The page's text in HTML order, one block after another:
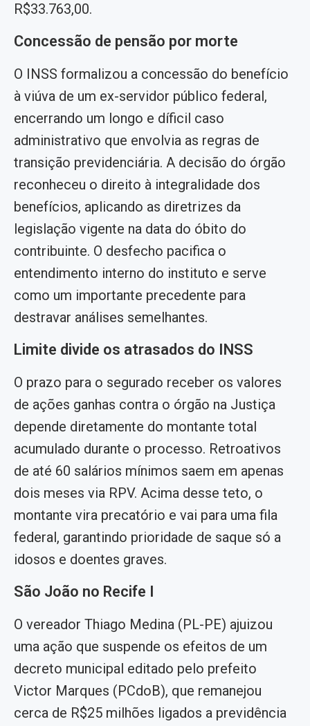
R$33.763,00.
Concessão de pensão por morte
O INSS formalizou a concessão do benefício
à viúva de um ex-servidor público federal,
encerrando um longo e díficil caso
administrativo que envolvia as regras de
transição previdenciária. A decisão do órgão
reconheceu o direito à integralidade dos
benefícios, aplicando as diretrizes da
legislação vigente na data do óbito do
contribuinte. O desfecho pacifica o
entendimento interno do instituto e serve
como um importante precedente para
destravar análises semelhantes.
Limite divide os atrasados do INSS
O prazo para o segurado receber os valores
de ações ganhas contra o órgão na Justiça
depende diretamente do montante total
acumulado durante o processo. Retroativos
de até 60 salários mínimos saem em apenas
dois meses via RPV. Acima desse teto, o
montante vira precatório e vai para uma fila
federal, garantindo prioridade de saque só a
idosos e doentes graves.
São João no Recife I
O vereador Thiago Medina (PL-PE) ajuizou
uma ação que suspende os efeitos de um
decreto municipal editado pelo prefeito
Victor Marques (PCdoB), que remanejou
cerca de R$25 milhões ligados a previdência